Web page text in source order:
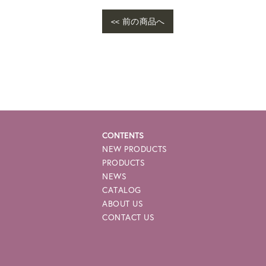
<< 前の商品へ
CONTENTS
NEW PRODUCTS
PRODUCTS
NEWS
CATALOG
ABOUT US
CONTACT US